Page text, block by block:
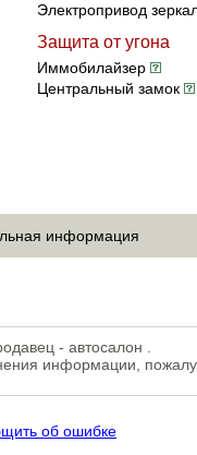
Электропривод
Защита от угона
Иммобилайзер
Центральный замок
информация
- автосалон .
информации,
об ошибке